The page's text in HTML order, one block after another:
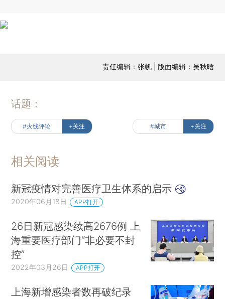
责任编辑：张帆 | 版面编辑：吴秋晗
话题：
#火线评论 +关注 #城市 +关注
相关阅读
新冠疫情对完善医疗卫生体系的启示
2020年06月18日 APP打开
26日新冠感染续高2676例 上
海重要医疗部门“非必要不封
控”
2022年03月26日 APP打开
上海新增感染者数再破纪录